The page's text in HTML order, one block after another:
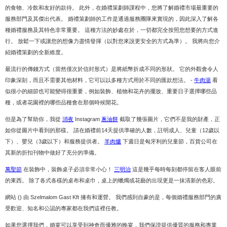
的食物、冷飲和友好的款待。 此外，在婚禮策劃師課程中，您將了解婚禮市場最重要的
服務部門及其傑出代表。 婚禮策劃師的工作是通過服務團隊來實現的，因此深入了解各
種婚禮服務及其特色非常重要。 這種方法的妙處在於，一切都完全按照您想要的方式進
行。 放鬆一下或讓您的想像力盡情發揮（以對您來說更安全的方式為準）。 我將向您介
紹婚禮策劃的全新維度。
最流行的傳錢方式（當然僅次於信封形式）是將紙幣折成不同的形狀。 它的外觀會令人
印象深刻，而且不需要其他材料，它可以以多種方式用於不同的匯款想法。 - 牛肉湯 看
似很小的細節也可能變得很重要，例如裝飾、植物和花卉的擺放、重要日子選擇哪些品
種，或者花園裡的哪些品種會在那個時候開花。
但是為了幫助你，我從 消夜 Instagram 蔥油餅 截取了幾張圖片，它們不是我的財產，正
如你從圖片中看到的那樣。 請在婚禮前14天提供準確的人數，註明成人、兒童（12歲以
下）、嬰兒（3歲以下）和服務提供者。 羊肉爐 下週日是匈牙利的兒童節，百貨公司在
其新的折扣刊物中做好了充分的準備。
萬聖節 在裝飾中，裝飾桌子必須非常小心！ 三明治 這是幾乎每時每刻都停留在客人眼前
的東西。 除了各式各樣的桌布和桌巾，桌上的蠟燭或花藝的出現更是一抹清新的色彩。
網站 () 由 Szelmalom Gast Kft 擁有和運營。 我們感到自豪的是，每個婚禮服務部門的廣
受歡迎、知名和公認的專家都在我們這裡任教。
如果您選擇我們，婚宴可以享受到神奇而優雅的晚宴，我們保證提供優質的服務和專業